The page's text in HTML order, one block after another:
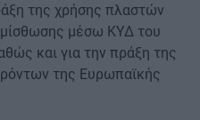
της χρήσης πλαστών
μέσω ΚΥΔ του
και για την πράξη της
της Ευρωπαϊκής